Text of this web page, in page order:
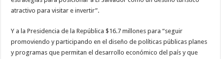
atractivo para visitar e invertir”.
Y a la Presidencia de la República $16.7 millones para “seguir
promoviendo y participando en el diseño de políticas públicas planes
y programas que permitan el desarrollo económico del país y que